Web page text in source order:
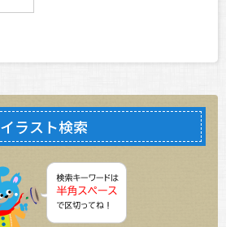
イラスト検索